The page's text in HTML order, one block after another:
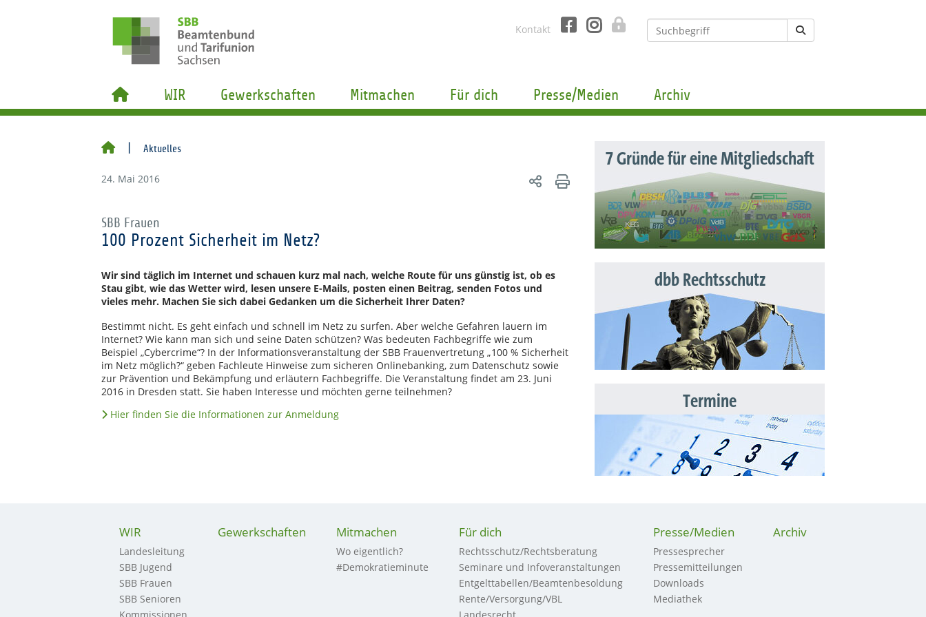
Kontakt
WIR Gewerkschaften Mitmachen Für dich Presse/Medien Archiv
Aktuelles
24. Mai 2016
SBB Frauen
100 Prozent Sicherheit im Netz?
Wir sind täglich im Internet und schauen kurz mal nach, welche Route für uns günstig ist, ob es
Stau gibt, wie das Wetter wird, lesen unsere E-Mails, posten einen Beitrag, senden Fotos und
vieles mehr. Machen Sie sich dabei Gedanken um die Sicherheit Ihrer Daten?
Bestimmt nicht. Es geht einfach und schnell im Netz zu surfen. Aber welche Gefahren lauern im
Internet? Wie kann man sich und seine Daten schützen? Was bedeuten Fachbegriffe wie zum
Beispiel „Cybercrime“? In der Informationsveranstaltung der SBB Frauenvertretung „100 % Sicherheit
im Netz möglich?“ geben Fachleute Hinweise zum sicheren Onlinebanking, zum Datenschutz sowie
zur Prävention und Bekämpfung und erläutern Fachbegriffe. Die Veranstaltung findet am 23. Juni
2016 in Dresden statt. Sie haben Interesse und möchten gerne teilnehmen?
Hier finden Sie die Informationen zur Anmeldung
7 Gründe für eine Mitgliedschaft
dbb Rechtsschutz
Termine
WIR
Landesleitung
SBB Jugend
SBB Frauen
SBB Senioren
Gewerkschaften Mitmachen
Wo eigentlich?
#Demokratieminute
Für dich
Rechtsschutz/Rechtsberatung
Seminare und Infoveranstaltungen
Entgelttabellen/Beamtenbesoldung
Rente/Versorgung/VBL
Presse/Medien
Pressesprecher
Pressemitteilungen
Downloads
Mediathek
Archiv